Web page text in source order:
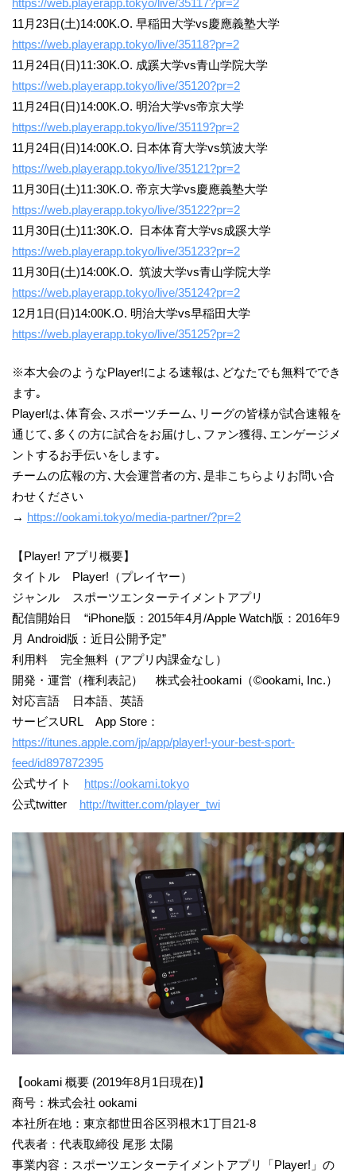
11月23日(土)14:00K.O. 早稲田大学vs慶應義塾大学
https://web.playerapp.tokyo/live/35118?pr=2
11月24日(日)11:30K.O. 成蹊大学vs青山学院大学
https://web.playerapp.tokyo/live/35120?pr=2
11月24日(日)14:00K.O. 明治大学vs帝京大学
https://web.playerapp.tokyo/live/35119?pr=2
11月24日(日)14:00K.O. 日本体育大学vs筑波大学
https://web.playerapp.tokyo/live/35121?pr=2
11月30日(土)11:30K.O. 帝京大学vs慶應義塾大学
https://web.playerapp.tokyo/live/35122?pr=2
11月30日(土)11:30K.O. 日本体育大学vs成蹊大学
https://web.playerapp.tokyo/live/35123?pr=2
11月30日(土)14:00K.O. 筑波大学vs青山学院大学
https://web.playerapp.tokyo/live/35124?pr=2
12月1日(日)14:00K.O. 明治大学vs早稲田大学
https://web.playerapp.tokyo/live/35125?pr=2
※本大会のようなPlayer!による速報は､どなたでも無料ででき
ます｡
Player!は､体育会､スポーツチーム､リーグの皆様が試合速報を
通じて､多くの方に試合をお届けし､ファン獲得､エンゲージメ
ントするお手伝いをします｡
チームの広報の方､大会運営者の方､是非こちらよりお問い合
わせください
→ https://ookami.tokyo/media-partner/?pr=2
【Player! アプリ概要】
タイトル Player!（プレイヤー）
ジャンル スポーツエンターテイメントアプリ
配信開始日 “iPhone版：2015年4月/Apple Watch版：2016年9
月 Android版：近日公開予定”
利用料 完全無料（アプリ内課金なし）
開発・運営（権利表記） 株式会社ookami（©ookami, Inc.）
対応言語 日本語、英語
サービスURL App Store：
https://itunes.apple.com/jp/app/player!-your-best-sport-
feed/id897872395
公式サイト https://ookami.tokyo
公式twitter http://twitter.com/player_twi
【ookami 概要 (2019年8月1日現在)】
商号：株式会社 ookami
本社所在地：東京都世田谷区羽根木1丁目21-8
代表者：代表取締役 尾形 太陽
事業内容：スポーツエンターテイメントアプリ「Player!」の